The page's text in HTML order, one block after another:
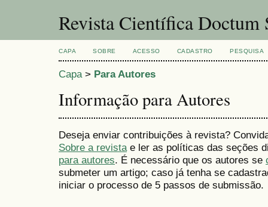
Revista Científica Doctum
CAPA SOBRE ACESSO CADASTRO PESQUISA
Capa> Para Autores
Informação para Autores
Deseja enviar contribuições à revista?
Sobre a revista e ler as políticas das seções
para autores. É necessário que os autores se
submeter um artigo; caso já tenha se
iniciar o processo de 5 passos de submissão.